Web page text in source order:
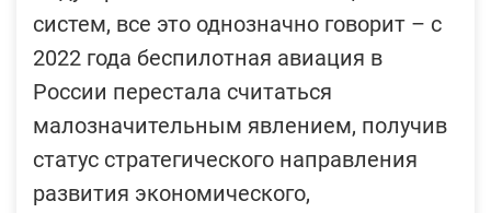
систем, все это однозначно говорит – с
2022 года беспилотная авиация в
России перестала считаться
малозначительным явлением, получив
статус стратегического направления
развития экономического,